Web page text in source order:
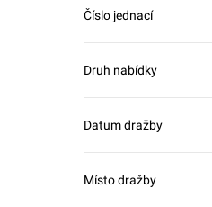
Číslo jednací
Druh nabídky
Datum dražby
Místo dražby